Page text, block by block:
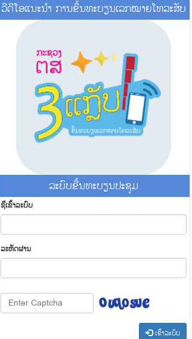
ວີດີໂອແນະນໍາ ການຂຶ້ນທະບຽນເລກໝາຍໂທລະສັບ
ລະ​ບົບ​ຂື້ນ​ທະ​ບຽນ​ປະ​ຊຸມ
ຊື່​ເຂົ້າ​ລະ​ບົບ
​ລະ​ຫັດ​ຜ່ານ
​ເຂົ້າ​ລະ​ບົບ